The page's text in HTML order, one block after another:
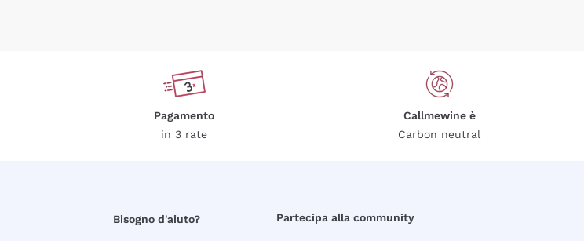
Pagamento
in 3 rate
Callmewine è
Carbon neutral
Bisogno d'aiuto? Partecipa alla community